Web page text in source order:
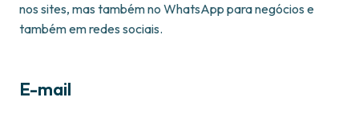
nos sites, mas também no WhatsApp para negócios e
também em redes sociais.
E-mail